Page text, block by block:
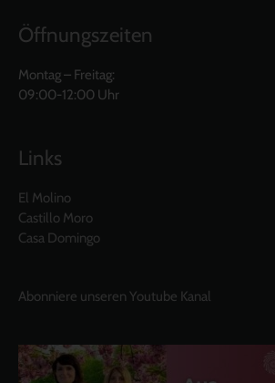
Öffnungszeiten
Montag – Freitag:
09:00-12:00 Uhr
Links
El Molino
Castillo Moro
Casa Domingo
Abonniere unseren Youtube Kanal